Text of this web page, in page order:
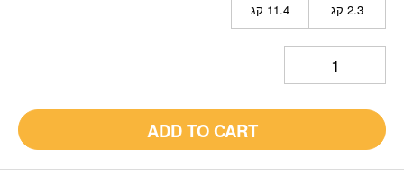
2.3 קג 11.4 קג
ADD TO CART